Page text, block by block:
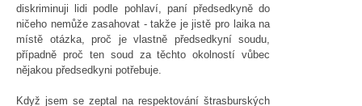
diskriminuji lidi podle pohlaví, paní předsedkyně do
ničeho nemůže zasahovat - takže je jistě pro laika na
místě otázka, proč je vlastně předsedkyní soudu,
případně proč ten soud za těchto okolností vůbec
nějakou předsedkyni potřebuje.
Když jsem se zeptal na respektování štrasburských